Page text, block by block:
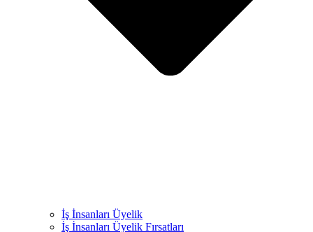
İş İnsanları Üyelik
İş İnsanları Üyelik Fırsatları